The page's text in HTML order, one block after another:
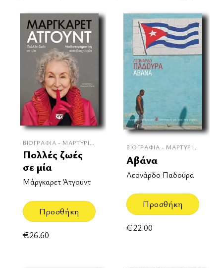
ΒΙΟΓΡΑΦΊΑ - ΜΑΡΤΥΡΊΕΣ
Πολλές ζωές
σε μία
Μάργκαρετ Άτγουντ
Προσθήκη
€26.60
ΒΙΟΓΡΑΦΊΑ - ΜΑΡΤΥΡΊΕΣ
Αβάνα
Λεονάρδο Παδούρα
Προσθήκη
€22.00